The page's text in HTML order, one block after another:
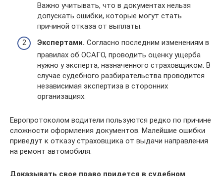
Важно учитывать, что в документах нельзя
допускать ошибки, которые могут стать
причиной отказа от выплаты.
Экспертами. Согласно последним изменениям в
правилах об ОСАГО, проводить оценку ущерба
нужно у эксперта, назначенного страховщиком. В
случае судебного разбирательства проводится
независимая экспертиза в сторонних
организациях.
Европротоколом водители пользуются редко по причине
сложности оформления документов. Малейшие ошибки
приведут к отказу страховщика от выдачи направления
на ремонт автомобиля.
Доказывать свое право придется в судебном